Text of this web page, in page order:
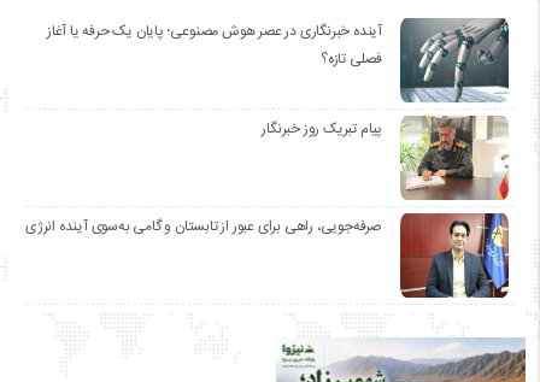
آینده خبرنگاری در عصر هوش مصنوعی؛ پایان یک حرفه یا آغاز
فصلی تازه؟
پیام تبریک روز خبرنگار
صرفه‌جویی، راهی برای عبور از تابستان و گامی به‌سوی آینده انرژی